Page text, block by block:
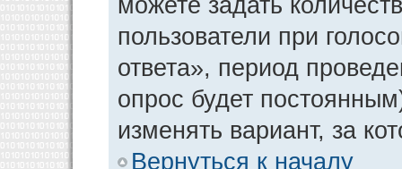
можете задать
пользователи при
ответа», период
опрос будет
изменять вариант, за
Вернуться к началу